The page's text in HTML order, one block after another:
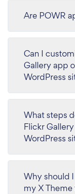
Are POWR
Can I
Gallery app
WordPress
What steps
Flickr
WordPress
Why should
my X Theme